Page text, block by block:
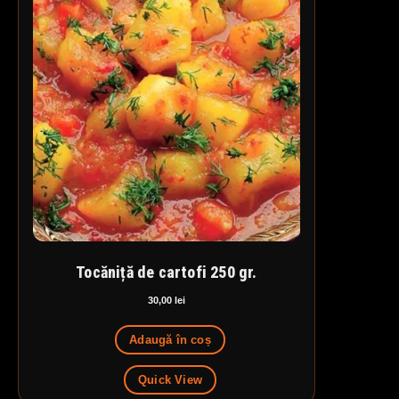
Tocăniță de cartofi 250 gr.
30,00 lei
Adaugă în coș
Quick View